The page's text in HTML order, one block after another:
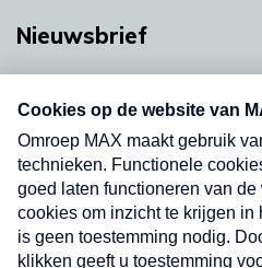
Nieuwsbrief
nieuwsbrief. Elke vrijdag-
uw mailbox.